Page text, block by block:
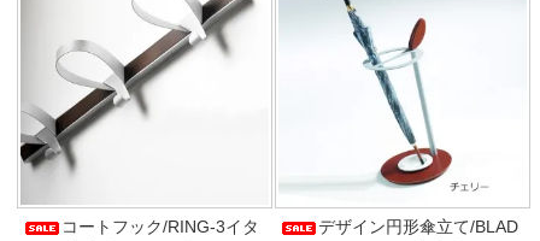
コートフック/RING-3イタ
デザイン円形傘立て/BLAD